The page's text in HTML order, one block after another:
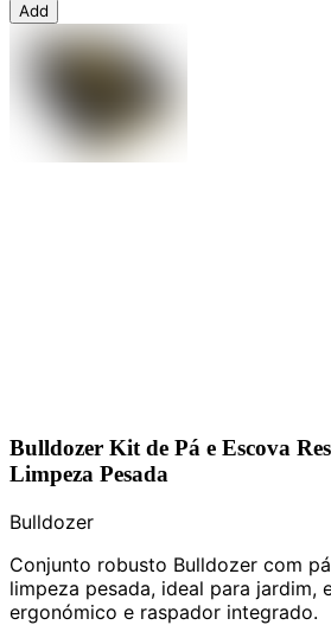
Add
Bulldozer Kit de Pá e Escova
Limpeza Pesada
Bulldozer
Conjunto robusto Bulldozer com
limpeza pesada, ideal para jardim,
ergonómico e raspador integrado.